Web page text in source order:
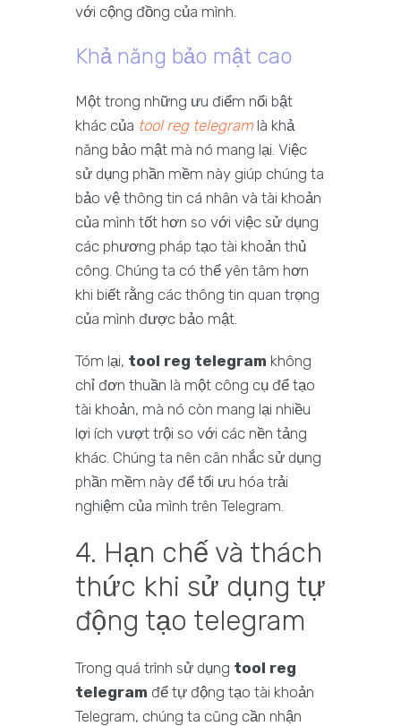
với cộng đồng của mình.
Khả năng bảo mật cao
Một trong những ưu điểm nổi bật
khác của tool reg telegram là khả
năng bảo mật mà nó mang lại. Việc
sử dụng phần mềm này giúp chúng ta
bảo vệ thông tin cá nhân và tài khoản
của mình tốt hơn so với việc sử dụng
các phương pháp tạo tài khoản thủ
công. Chúng ta có thể yên tâm hơn
khi biết rằng các thông tin quan trọng
của mình được bảo mật.
Tóm lại, tool reg telegram không
chỉ đơn thuần là một công cụ để tạo
tài khoản, mà nó còn mang lại nhiều
lợi ích vượt trội so với các nền tảng
khác. Chúng ta nên cân nhắc sử dụng
phần mềm này để tối ưu hóa trải
nghiệm của mình trên Telegram.
4. Hạn chế và thách
thức khi sử dụng tự
động tạo telegram
Trong quá trình sử dụng tool reg
telegram để tự động tạo tài khoản
Telegram, chúng ta cũng cần nhận